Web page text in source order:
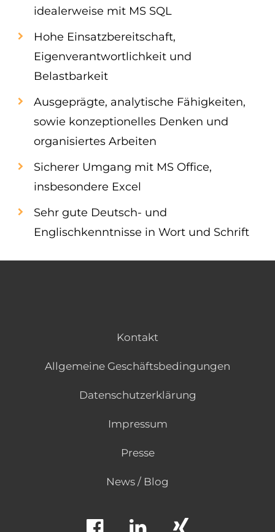
idealerweise mit MS SQL
Hohe Einsatzbereitschaft,
Eigenverantwortlichkeit und
Belastbarkeit
Ausgeprägte, analytische Fähigkeiten,
sowie konzeptionelles Denken und
organisiertes Arbeiten
Sicherer Umgang mit MS Office,
insbesondere Excel
Sehr gute Deutsch- und
Englischkenntnisse in Wort und Schrift
Kontakt
Allgemeine Geschäftsbedingungen
Datenschutzerklärung
Impressum
Presse
News / Blog